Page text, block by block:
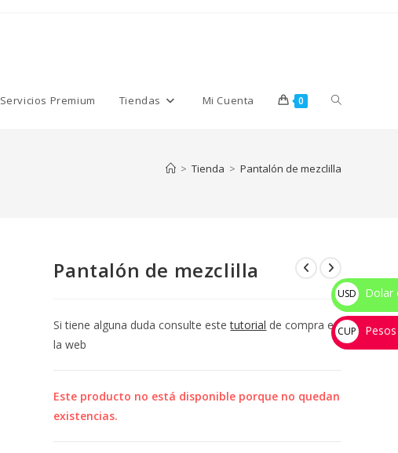
Servicios Premium Tiendas Mi Cuenta 0 Alternar
la
web
> Tienda > Pantalón de mezclilla
Pantalón de mezclilla
Si tiene alguna duda consulte estetutorial de compra en
la web
Este producto no está disponible porque no quedan
existencias.
USD
$
Dolar
CUP
💰
Pesos